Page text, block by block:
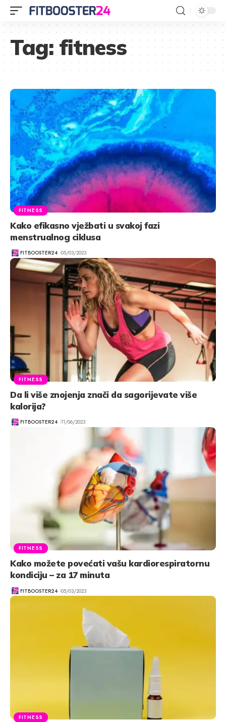
Tag:fitness
FITNESS
Kako efikasno vježbati u svakoj fazi
menstrualnog ciklusa
FITBOOSTER24 05/03/2023
FITNESS
Da li više znojenja znači da sagorijevate više
kalorija?
FITBOOSTER24 11/06/2023
FITNESS
Kako možete povećati vašu kardiorespiratornu
kondiciju – za 17 minuta
FITBOOSTER24 05/03/2023
FITNESS